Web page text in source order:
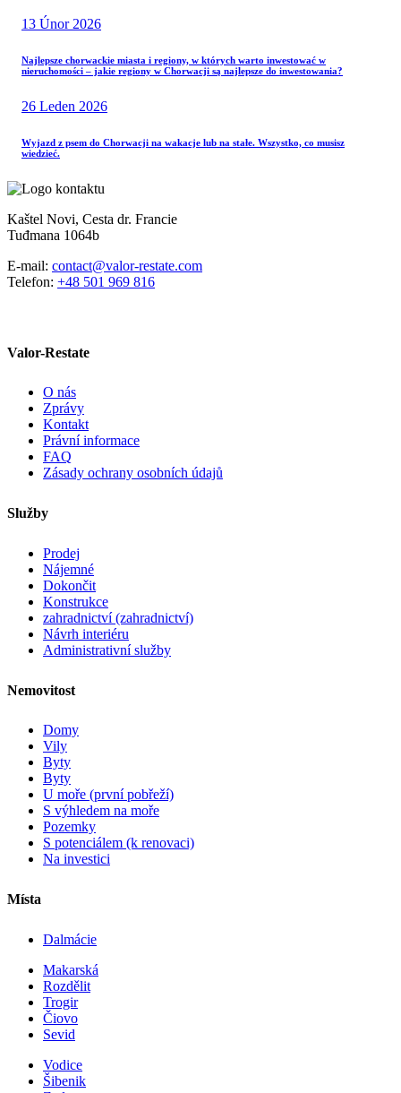
13 Únor 2026
Najlepsze chorwackie miasta i regiony, w których warto inwestować w
nieruchomości – jakie regiony w Chorwacji są najlepsze do inwestowania?
26 Leden 2026
Wyjazd z psem do Chorwacji na wakacje lub na stałe. Wszystko, co musisz
wiedzieć.
Kaštel Novi, Cesta dr. Francie
Tuđmana 1064b
E-mail: contact@valor-restate.com
Telefon: +48 501 969 816
Valor-Restate
O nás
Zprávy
Kontakt
Právní informace
FAQ
Zásady ochrany osobních údajů
Služby
Prodej
Nájemné
Dokončit
Konstrukce
zahradnictví (zahradnictví)
Návrh interiéru
Administrativní služby
Nemovitost
Domy
Vily
Byty
Byty
U moře (první pobřeží)
S výhledem na moře
Pozemky
S potenciálem (k renovaci)
Na investici
Místa
Dalmácie
Makarská
Rozdělit
Trogir
Čiovo
Sevid
Vodice
Šibenik